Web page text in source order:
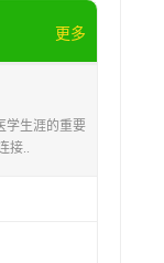
更多
学生涯的重要
接..